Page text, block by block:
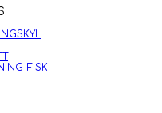
FISK